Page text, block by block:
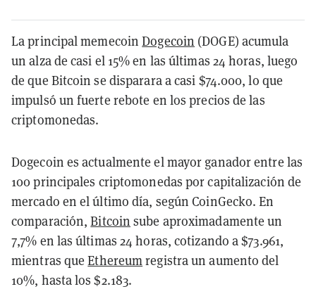
La principal memecoinDogecoin (DOGE) acumula
un alza de casi el 15% en las últimas 24 horas, luego
de que Bitcoin se disparara a casi $74.000, lo que
impulsó un fuerte rebote en los precios de las
criptomonedas.
Dogecoin es actualmente el mayor ganador entre las
100 principales criptomonedas por capitalización de
mercado en el último día, según CoinGecko. En
comparación,Bitcoin sube aproximadamente un
7,7% en las últimas 24 horas, cotizando a $73.961,
mientras queEthereumregistra un aumento del
10%, hasta los $2.183.